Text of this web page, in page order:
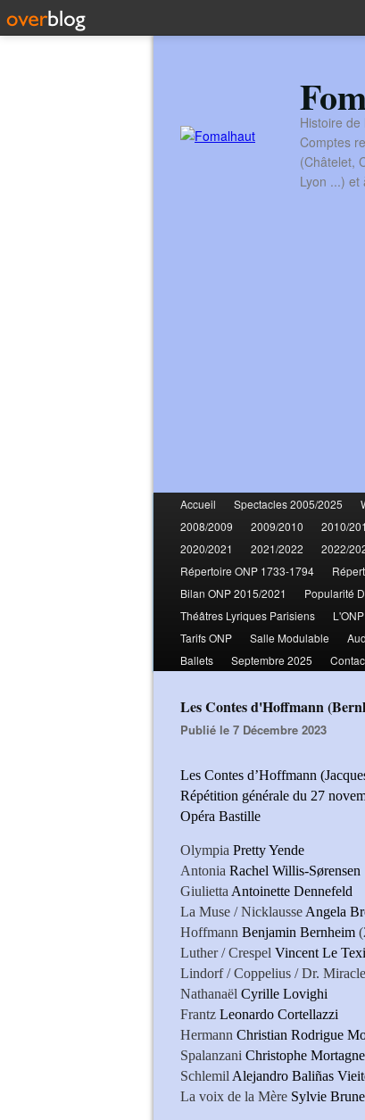
Histoire
Comptes
(Châtelet,
Lyon ...) et
Accueil Spectacles 2005/2025
2008/2009
2009/2010 2010/
2020/2021
2021/2022 2022/
Répertoire ONP 1733-1794
Bilan ONP 2015/2021
Popularité
Théâtres Lyriques Parisiens
Tarifs ONP
Salle Modulable
Ballets
Septembre 2025
Les Contes d'Hoffmann
Publié le 7 Décembre 2023
Les Contes d’Hoffmann
Répétition générale du 27
Opéra Bastille
Olympia Pretty Yende
Antonia Rachel Willis-Sørensen
Giulietta Antoinette Dennefeld
La Muse / Nicklausse Angela
Hoffmann Benjamin Bernheim
Luther / Crespel Vincent Le
Lindorf / Coppelius / Dr. Miracle
Nathanaël Cyrille Lovighi
Frantz Leonardo Cortellazzi
Hermann Christian Rodrigue
Spalanzani Christophe Mortagne
Schlemil Alejandro Baliñas
La voix de la Mère Sylvie